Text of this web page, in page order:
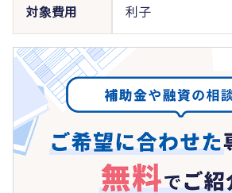
対象費用 利子